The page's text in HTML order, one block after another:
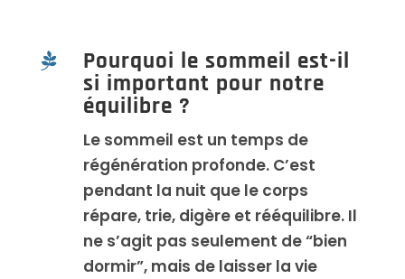
 Pourquoi le sommeil est-il
si important pour notre
équilibre ?
Le sommeil est un temps de
régénération profonde. C’est
pendant la nuit que le corps
répare, trie, digère et rééquilibre. Il
ne s’agit pas seulement de “bien
dormir”, mais de laisser la vie